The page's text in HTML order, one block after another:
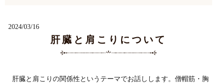
2024/03/16
肝臓と肩こりについて
肝臓と肩こりの関係性というテーマでお話しします。僧帽筋・胸